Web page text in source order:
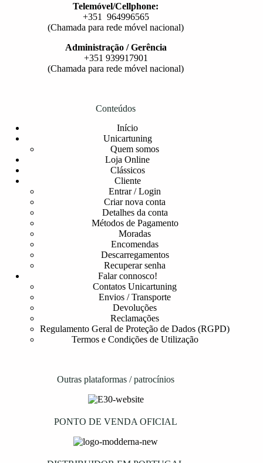
Telemóvel/Cellphone:
+351 964996565
(Chamada para rede móvel nacional)
Administração / Gerência
+351 939917901
(Chamada para rede móvel nacional)
Conteúdos
Início
Unicartuning
Quem somos
Loja Online
Clássicos
Cliente
Entrar / Login
Criar nova conta
Detalhes da conta
Métodos de Pagamento
Moradas
Encomendas
Descarregamentos
Recuperar senha
Falar connosco!
Contatos Unicartuning
Envios / Transporte
Devoluções
Reclamações
Regulamento Geral de Proteção de Dados (RGPD)
Termos e Condições de Utilização
Outras plataformas / patrocínios
PONTO DE VENDA OFICIAL